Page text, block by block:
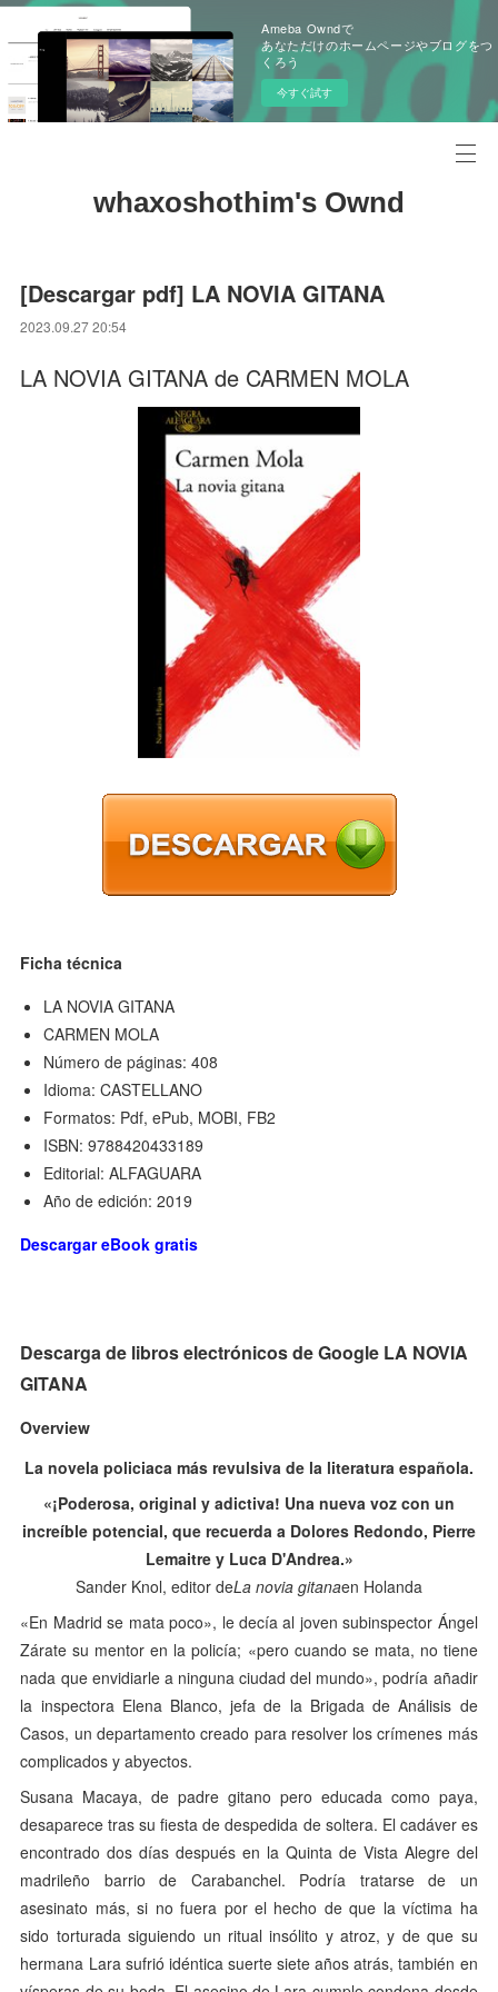
Ameba Owndで
あなただけのホームページやブログをつ
くろう
今すぐ試す
whaxoshothim's Ownd
[Descargar pdf] LA NOVIA GITANA
2023.09.27 20:54
LA NOVIA GITANA de CARMEN MOLA
Ficha técnica
LA NOVIA GITANA
CARMEN MOLA
Número de páginas: 408
Idioma: CASTELLANO
Formatos: Pdf, ePub, MOBI, FB2
ISBN: 9788420433189
Editorial: ALFAGUARA
Año de edición: 2019
Descargar eBook gratis
Descarga de libros electrónicos de Google LA NOVIA
GITANA
Overview
La novela policiaca más revulsiva de la literatura española.
«¡Poderosa, original y adictiva! Una nueva voz con un
increíble potencial, que recuerda a Dolores Redondo, Pierre
Lemaitre y Luca D'Andrea.»
Sander Knol, editor deLa novia gitanaen Holanda
«En Madrid se mata poco», le decía al joven subinspector Ángel
Zárate su mentor en la policía; «pero cuando se mata, no tiene
nada que envidiarle a ninguna ciudad del mundo», podría añadir
la inspectora Elena Blanco, jefa de la Brigada de Análisis de
Casos, un departamento creado para resolver los crímenes más
complicados y abyectos.
Susana Macaya, de padre gitano pero educada como paya,
desaparece tras su fiesta de despedida de soltera. El cadáver es
encontrado dos días después en la Quinta de Vista Alegre del
madrileño barrio de Carabanchel. Podría tratarse de un
asesinato más, si no fuera por el hecho de que la víctima ha
sido torturada siguiendo un ritual insólito y atroz, y de que su
hermana Lara sufrió idéntica suerte siete años atrás, también en